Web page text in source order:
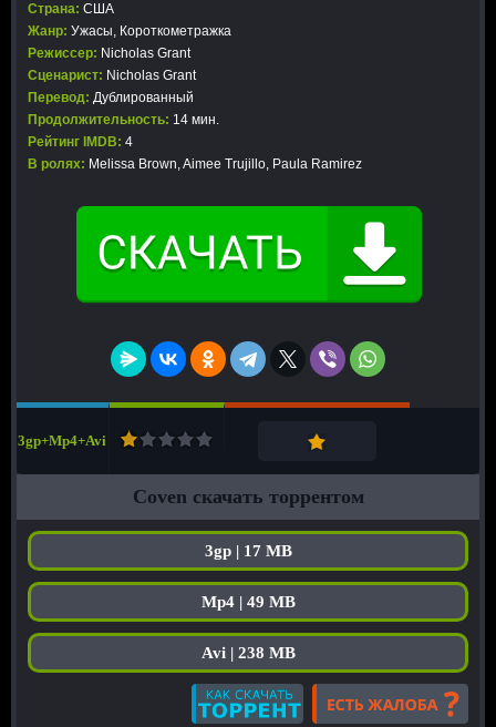
Страна: США
Жанр: Ужасы, Короткометражка
Режиссер: Nicholas Grant
Сценарист: Nicholas Grant
Перевод: Дублированный
Продолжительность: 14 мин.
Рейтинг IMDB: 4
В ролях: Melissa Brown, Aimee Trujillo, Paula Ramirez
3gp+Mp4+Avi
Coven скачать торрентом
3gp | 17 MB
Mp4 | 49 MB
Avi | 238 MB